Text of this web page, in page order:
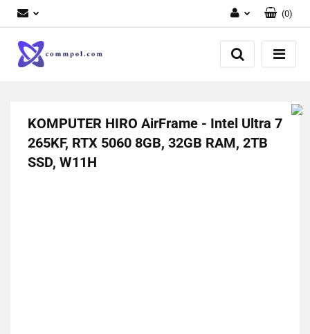
Zaloguj się
Zarejestruj się
(0)
KOMPUTER HIRO AirFrame - Intel Ultra 7
265KF, RTX 5060 8GB, 32GB RAM, 2TB
SSD, W11H